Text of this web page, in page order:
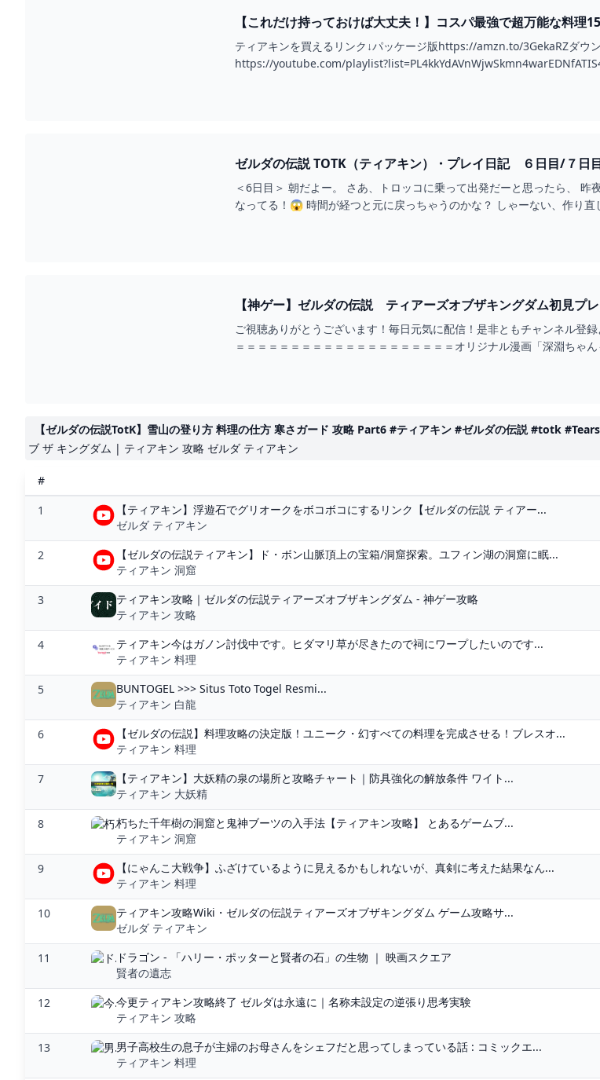
【これだけ持っておけば大丈夫！】コスパ最強で超万能な料理
ティアキンを買えるリンク↓パッケージ版https://amzn.to/3GekaRZダ
https://youtube.com/
ゼルダの伝説 TOTK（ティアキン）・プレイ日記 ６日目/７日
＜6日目＞ 朝だよー。 さあ、トロッコに乗って出発だーと思ったら、
なってる！😱 時間が経つと元に戻っちゃうのかな？ しゃーない、作り
【神ゲー】ゼルダの伝説 ティアーズオブザキングダム初見プ
ご視聴ありがとうございます！毎日元気に配信！是非ともチャンネル登
＝＝＝＝＝＝＝＝＝＝＝＝＝＝＝＝＝＝＝＝オリジナル漫画「深淵ち
【ゼルダの伝説TotK】雪山の登り方 料理の仕方 寒さガード 攻略 Part6 #ティアキン #ゼルダの伝説 #totk
ブ ザ キングダム | ティアキン 攻略 ゼルダ ティアキン
#
1
【ティアキン】浮遊石でグリオークをボコボコにするリンク【ゼルダの伝説 ティアー...
ゼルダ ティアキン
2
【ゼルダの伝説ティアキン】ド・ボン山脈頂上の宝箱/洞窟探索。ユフィン湖の洞窟に眠...
ティアキン 洞窟
3
ティアキン攻略｜ゼルダの伝説ティアーズオブザキングダム - 神ゲー攻略
ティアキン 攻略
4
ティアキン今はガノン討伐中です。ヒダマリ草が尽きたので祠にワープしたいのです...
ティアキン 料理
5
BUNTOGEL >>> Situs Toto Togel Resmi...
ティアキン 白龍
6
【ゼルダの伝説】料理攻略の決定版！ユニーク・幻すべての料理を完成させる！ブレスオ...
ティアキン 料理
7
【ティアキン】大妖精の泉の場所と攻略チャート｜防具強化の解放条件 ワイト...
ティアキン 大妖精
8
朽ちた千年樹の洞窟と鬼神ブーツの入手法【ティアキン攻略】 とあるゲームブ...
ティアキン 洞窟
9
【にゃんこ大戦争】ふざけているように見えるかもしれないが、真剣に考えた結果なん...
ティアキン 料理
10
ティアキン攻略Wiki・ゼルダの伝説ティアーズオブザキングダム ゲーム攻略サ...
ゼルダ ティアキン
11
ドラゴン - 「ハリー・ポッターと賢者の石」の生物 ｜ 映画スクエア
賢者の遺志
12
今更ティアキン攻略終了 ゼルダは永遠に｜名称未設定の逆張り思考実験
ティアキン 攻略
13
男子高校生の息子が主婦のお母さんをシェフだと思ってしまっている話 : コミックエ...
ティアキン 料理